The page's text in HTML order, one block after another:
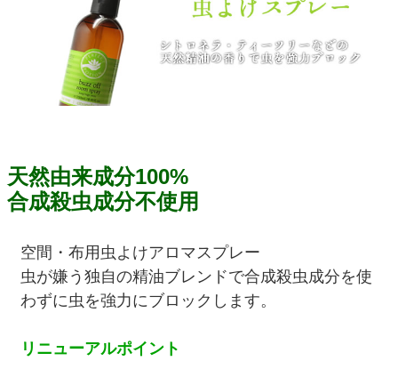
天然由来成分100%
合成殺虫成分不使用
空間・布用虫よけアロマスプレー
虫が嫌う独自の精油ブレンドで合成殺虫成分を使
わずに虫を強力にブロックします。
リニューアルポイント